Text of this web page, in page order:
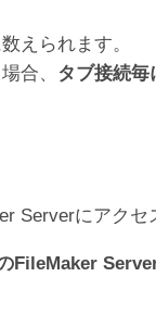
えられます。
合、 タブ接続毎
Serverにアクセ
FileMaker